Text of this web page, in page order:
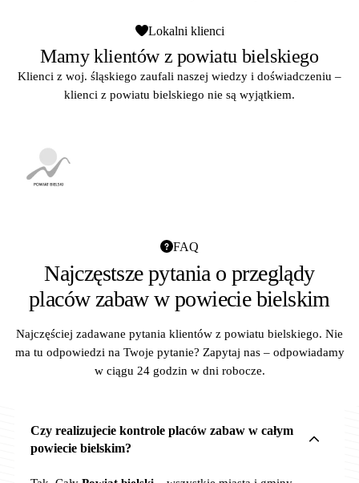
Lokalni klienci
Mamy klientów z powiatu bielskiego
Klienci z woj. śląskiego zaufali naszej wiedzy i doświadczeniu –
klienci z powiatu bielskiego nie są wyjątkiem.
FAQ
Najczęstsze pytania o przeglądy
placów zabaw w powiecie bielskim
Najczęściej zadawane pytania klientów z powiatu bielskiego. Nie
ma tu odpowiedzi na Twoje pytanie? Zapytaj nas – odpowiadamy
w ciągu 24 godzin w dni robocze.
Czy realizujecie kontrole placów zabaw w całym
powiecie bielskim?